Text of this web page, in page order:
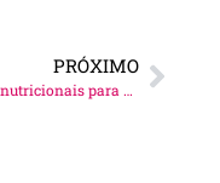
PRÓXIMO
5 dicas nutricionais para aproveitar o cafezinho!